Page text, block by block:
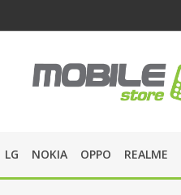
LG NOKIA OPPO REALME